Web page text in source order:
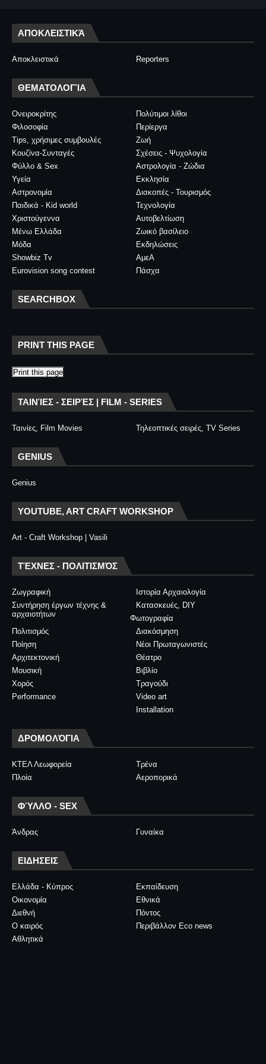
ΑΠΟΚΛΕΙΣΤΙΚΆ
Αποκλειστικά Reporters
ΘΕΜΑΤΟΛΟΓΊΑ
Ονειροκρίτης
Πολύτιμοι λίθοι
Φιλοσοφία
Περίεργα
Tips, χρήσιμες συμβουλές
Ζωή
Κουζίνα-Συνταγές
Σχέσεις - Ψυχολογία
Φύλλο & Sex
Αστρολογία - Ζώδια
Υγεία
Εκκλησία
Αστρονομία
Διακοπές - Τουρισμός
Παιδικά - Kid world
Τεχνολογία
Χριστούγεννα
Αυτοβελτίωση
Μένω Ελλάδα
Ζωικό βασίλειο
Μόδα
Εκδηλώσεις
Showbiz Tv
ΑμεΑ
Eurovision song contest
Πάσχα
SEARCHBOX
PRINT THIS PAGE
Print this page
ΤΑΙΝΊΕΣ - ΣΕΙΡΈΣ | FILM - SERIES
Ταινίες, Film Movies Τηλεοπτικές σειρές, TV Series
GENIUS
Genius
YOUTUBE, ART CRAFT WORKSHOP
Art - Craft Workshop | Vasili
ΤΈΧΝΕΣ - ΠΟΛΙΤΙΣΜΌΣ
Ζωγραφική
Ιστορία Αρχαιολογία
Συντήρηση έργων τέχνης &
αρχαιοτήτων
Κατασκευές, DIY
Φωτογραφία
Διακόσμηση
Πολιτισμός
Νέοι Πρωταγωνιστές
Ποίηση
Θέατρο
Αρχιτεκτονική
Βιβλίο
Μουσική
Τραγούδι
Χορός
Video art
Performance
Installation
ΔΡΟΜΟΛΌΓΙΑ
ΚΤΕΛ Λεωφορεία
Τρένα
Πλοία
Αεροπορικά
ΦΎΛΛΟ - SEX
Άνδρας Γυναίκα
ΕΙΔΗΣΕΙΣ
Ελλάδα - Κύπρος
Εκπαίδευση
Οικονομία
Εθνικά
Διεθνή
Πόντος
Ο καιρός
Περιβάλλον Eco news
Αθλητικά